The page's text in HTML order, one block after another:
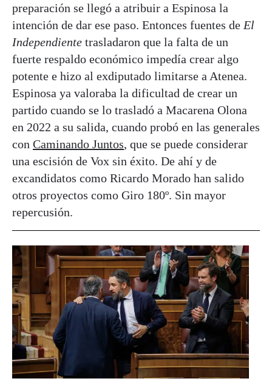
preparación se llegó a atribuir a Espinosa la
intención de dar ese paso. Entonces fuentes de El
Independiente trasladaron que la falta de un
fuerte respaldo económico impedía crear algo
potente e hizo al exdiputado limitarse a Atenea.
Espinosa ya valoraba la dificultad de crear un
partido cuando se lo trasladó a Macarena Olona
en 2022 a su salida, cuando probó en las generales
con Caminando Juntos, que se puede considerar
una escisión de Vox sin éxito. De ahí y de
excandidatos como Ricardo Morado han salido
otros proyectos como Giro 180º. Sin mayor
repercusión.